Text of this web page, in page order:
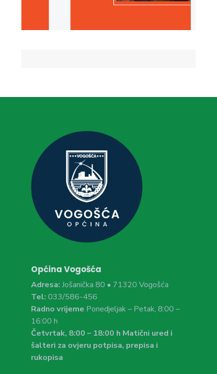
Općina Vogošća
Adresa: Jošanička 80 • 71320 Vogošća
Tel: 033/586-456
Radno vrijeme Ponedjeljak – Petak, 8:00 –
16:00 h
Četvrtak, 8:00 – 18:00 h Matični ured i
šalteri za ovjeru potpisa, prepisa i
rukopisa